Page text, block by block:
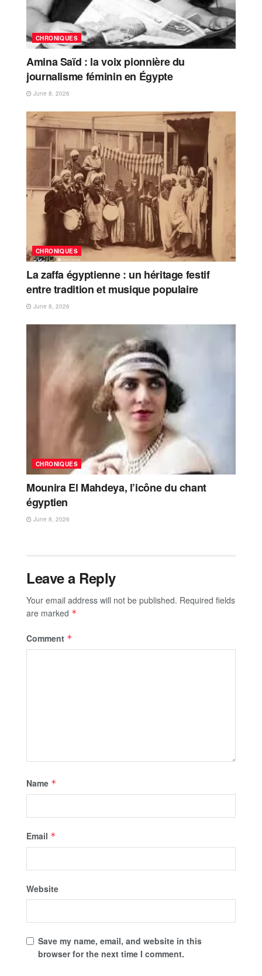
CHRONIQUES
Amina Saïd : la voix pionnière du
journalisme féminin en Égypte
June 8, 2026
CHRONIQUES
La zaffa égyptienne : un héritage festif
entre tradition et musique populaire
June 8, 2026
CHRONIQUES
Mounira El Mahdeya, l’icône du chant
égyptien
June 8, 2026
Leave a Reply
Your email address will not be published. Required fields
are marked *
Comment *
Name *
Email *
Website
Save my name, email, and website in this
browser for the next time I comment.